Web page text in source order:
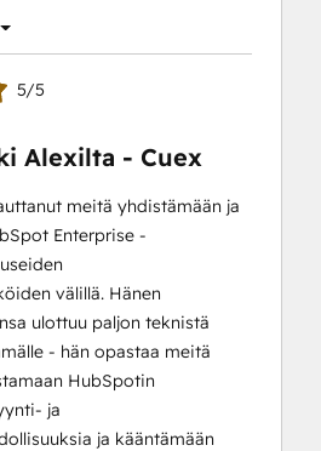
5/5
Alexilta - Cuex
meitä yhdistämään ja
Enterprise -
välillä. Hänen
ulottuu paljon teknistä
- hän opastaa meitä
HubSpotin
ja
ja kääntämään